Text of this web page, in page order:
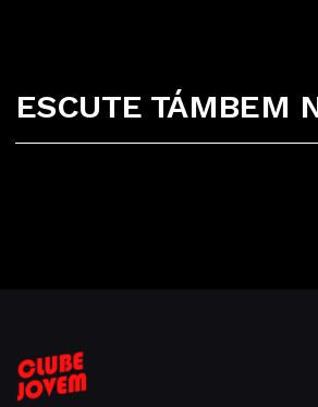
ESCUTE TÁMBEM